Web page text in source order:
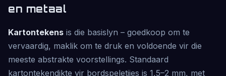
en metaal
Kartontekens is die basislyn – goedkoop om te
vervaardig, maklik om te druk en voldoende vir die
meeste abstrakte voorstellings. Standaard
kartontekendikte vir bordspeletjies is 1,5–2 mm, met